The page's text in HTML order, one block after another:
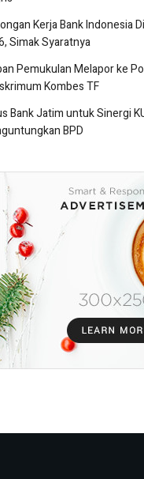
Kerja Bank Indonesia
Simak Syaratnya
Pemukulan Melapor ke
Kombes TF
Bank Jatim untuk Sinergi
BPD